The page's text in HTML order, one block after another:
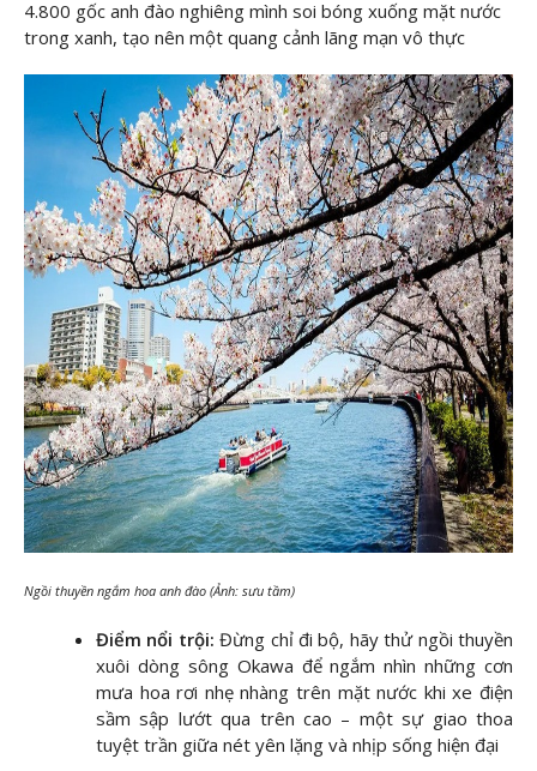
4.800 gốc anh đào nghiêng mình soi bóng xuống mặt nước
trong xanh, tạo nên một quang cảnh lãng mạn vô thực
Ngồi thuyền ngắm hoa anh đào (Ảnh: sưu tầm)
Điểm nổi trội: Đừng chỉ đi bộ, hãy thử ngồi thuyền
xuôi dòng sông Okawa để ngắm nhìn những cơn
mưa hoa rơi nhẹ nhàng trên mặt nước khi xe điện
sầm sập lướt qua trên cao – một sự giao thoa
tuyệt trần giữa nét yên lặng và nhịp sống hiện đại